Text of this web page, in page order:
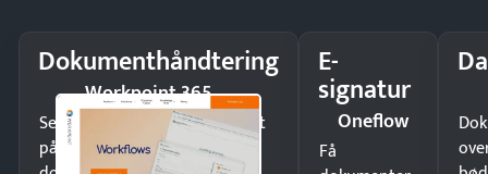
Dokumenthåndtering
Workpoint 365
Send kontrakter til underskrift
på minutter og mist ingen
E-
signatur
Oneflow
Få